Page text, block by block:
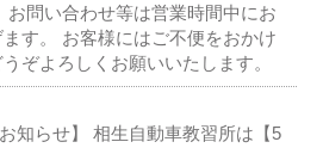
お問い合わせ等は営業時間中にお
す。 お客様にはご不便をおかけ
ぞよろしくお願いいたします。
知らせ】 相生自動車教習所は【5